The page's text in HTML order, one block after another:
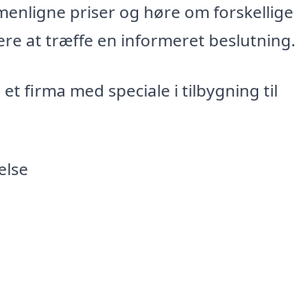
priser og høre om forskellige
at træffe en informeret beslutning.
firma med speciale i tilbygning til